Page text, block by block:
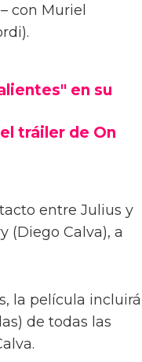
con Muriel
en su
tráiler de On
entre Julius y
(Diego Calva), a
la película incluirá
de todas las